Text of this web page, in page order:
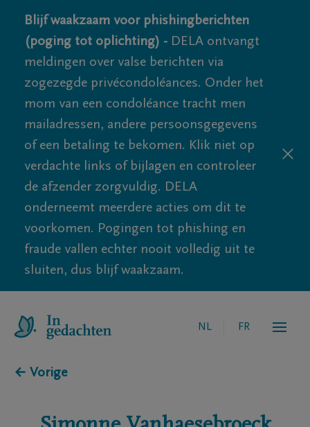
Blijf waakzaam voor phishingberichten
(poging tot oplichting) - DELA ontvangt
meldingen over valse berichten via
zogezegde privécondoléances. Onder het
mom van een condoléance tracht men
mailadressen, andere persoonsgegevens
of een betaling te bekomen. Klik niet op
verdachte links of bijlagen en controleer
de afzender zorgvuldig. DELA
onderneemt meerdere acties om dit te
voorkomen. Pogingen tot phishing en
fraude vallen echter nooit volledig uit te
sluiten, dus blijf waakzaam.
NL FR
← Vorige